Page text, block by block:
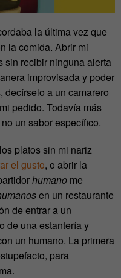
la última vez que
la comida. Abrir mi
sin recibir ninguna alerta
improvisada y poder
decírselo a un camarero
pedido. Todavía más
un sabor específico.
platos sin mi nariz
el gusto, o abrir la
humano me
en un restaurante
de entrar a un
de una estantería y
un humano. La primera
para